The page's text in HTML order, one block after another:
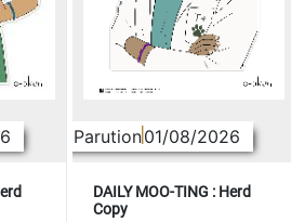
Parution01/08/2026
DAILY MOO-TING : Herd
Copy